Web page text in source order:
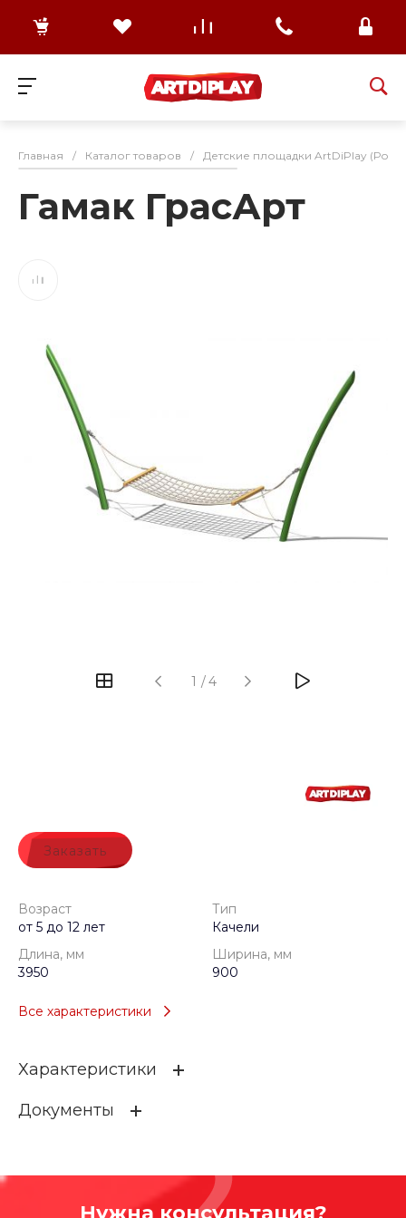
Главная / Каталог товаров / Детские площадки ArtDiPlay
Гамак ГрасАрт
1 /4
Заказать
Возраст
от 5 до 12 лет
Тип
Качели
Длина, мм
3950
Ширина, мм
900
Все характеристики
Характеристики
Возраст
3950
Документы
dh1g0fxi0p6eqxzp6bzwq40sjqmwkq7u
Нужна консультация?